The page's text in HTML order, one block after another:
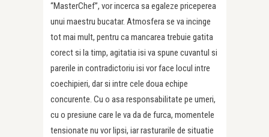
“MasterChef”, vor incerca sa egaleze priceperea
unui maestru bucatar. Atmosfera se va incinge
tot mai mult, pentru ca mancarea trebuie gatita
corect si la timp, agitatia isi va spune cuvantul si
parerile in contradictoriu isi vor face locul intre
coechipieri, dar si intre cele doua echipe
concurente. Cu o asa responsabilitate pe umeri,
cu o presiune care le va da de furca, momentele
tensionate nu vor lipsi, iar rasturarile de situatie